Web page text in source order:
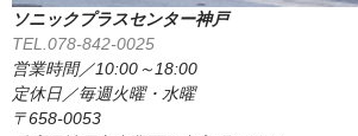
ソニックプラスセンター神戸
TEL.078-842-0025
営業時間／10:00～18:00
定休日／毎週火曜・水曜
〒658-0053